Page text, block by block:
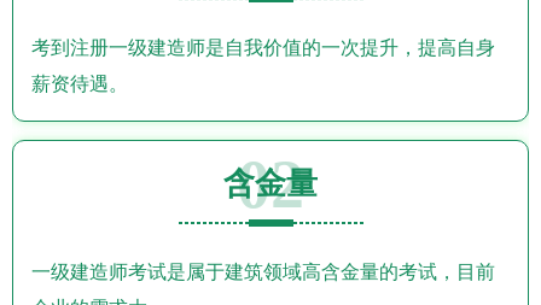
考到注册一级建造师是自我价值的一次提升，提高自身
薪资待遇。
含金量
02
一级建造师考试是属于建筑领域高含金量的考试，目前